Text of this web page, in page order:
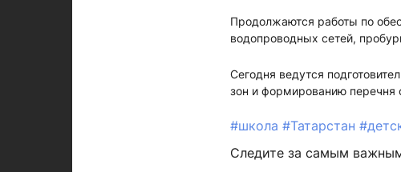
Продолжаются работы по
водопроводных сетей,
Сегодня ведутся
зон и формированию перечня
#школа #Татарстан
Следите за самым